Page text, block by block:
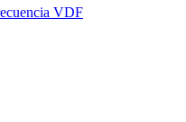
VDF